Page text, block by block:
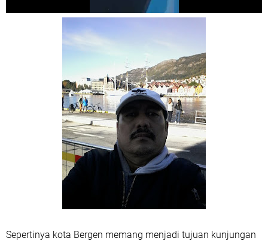
Sepertinya kota Bergen memang menjadi tujuan kunjungan